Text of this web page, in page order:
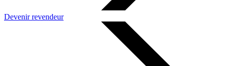
Devenir revendeur